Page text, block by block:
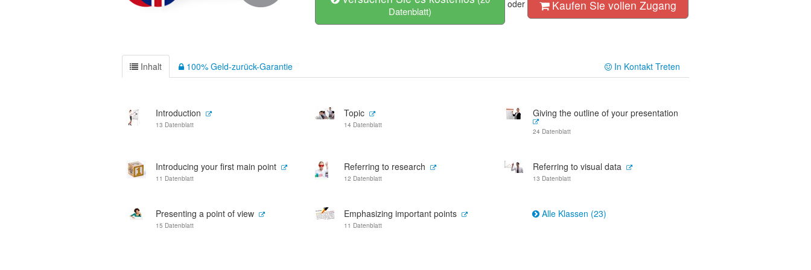
Datenblatt)
oder Kaufen Sie vollen Zugang
Inhalt 100% Geld-zurück-Garantie In Kontakt Treten
Introduction
13 Datenblatt
Topic
14 Datenblatt
Giving the outline of your presentation
24 Datenblatt
Introducing your first main point
11 Datenblatt
Referring to research
12 Datenblatt
Referring to visual data
13 Datenblatt
Presenting a point of view
15 Datenblatt
Emphasizing important points
11 Datenblatt
Alle Klassen (23)